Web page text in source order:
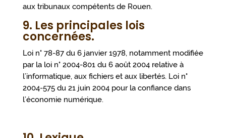
aux tribunaux compétents de Rouen.
9. Les principales lois
concernées.
Loi n° 78-87 du 6 janvier 1978, notamment modifiée
par la loi n° 2004-801 du 6 août 2004 relative à
l’informatique, aux fichiers et aux libertés. Loi n°
2004-575 du 21 juin 2004 pour la confiance dans
l’économie numérique.